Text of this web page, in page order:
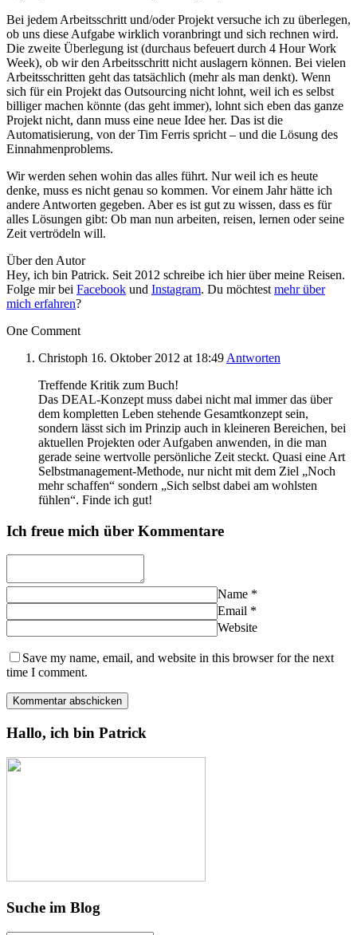
Bei jedem Arbeitsschritt und/oder Projekt versuche ich zu überlegen,
ob uns diese Aufgabe wirklich voranbringt und sich rechnen wird.
Die zweite Überlegung ist (durchaus befeuert durch 4 Hour Work
Week), ob wir den Arbeitsschritt nicht auslagern können. Bei vielen
Arbeitsschritten geht das tatsächlich (mehr als man denkt). Wenn
sich für ein Projekt das Outsourcing nicht lohnt, weil ich es selbst
billiger machen könnte (das geht immer), lohnt sich eben das ganze
Projekt nicht, dann muss eine neue Idee her. Das ist die
Automatisierung, von der Tim Ferris spricht – und die Lösung des
Einnahmenproblems.
Wir werden sehen wohin das alles führt. Nur weil ich es heute
denke, muss es nicht genau so kommen. Vor einem Jahr hätte ich
andere Antworten gegeben. Aber es ist gut zu wissen, dass es für
alles Lösungen gibt: Ob man nun arbeiten, reisen, lernen oder seine
Zeit vertrödeln will.
Über den Autor
Hey, ich bin Patrick. Seit 2012 schreibe ich hier über meine Reisen.
Folge mir bei Facebook und Instagram. Du möchtest mehr über
mich erfahren?
One Comment
Christoph 16. Oktober 2012 at 18:49 Antworten
Treffende Kritik zum Buch!
Das DEAL-Konzept muss dabei nicht mal immer das über
dem kompletten Leben stehende Gesamtkonzept sein,
sondern lässt sich im Prinzip auch in kleineren Bereichen, bei
aktuellen Projekten oder Aufgaben anwenden, in die man
gerade seine wertvolle persönliche Zeit steckt. Quasi eine Art
Selbstmanagement-Methode, nur nicht mit dem Ziel „Noch
mehr schaffen“ sondern „Sich selbst dabei am wohlsten
fühlen“. Finde ich gut!
Ich freue mich über Kommentare
Name *
Email *
Website
Save my name, email, and website in this browser for the next
time I comment.
Hallo, ich bin Patrick
Suche im Blog